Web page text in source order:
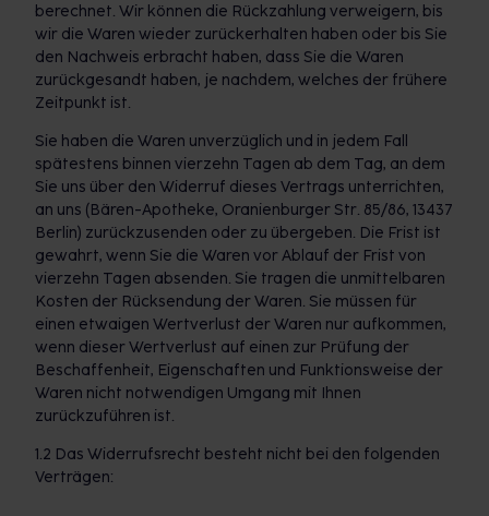
berechnet. Wir können die Rückzahlung verweigern, bis
wir die Waren wieder zurückerhalten haben oder bis Sie
den Nachweis erbracht haben, dass Sie die Waren
zurückgesandt haben, je nachdem, welches der frühere
Zeitpunkt ist.
Sie haben die Waren unverzüglich und in jedem Fall
spätestens binnen vierzehn Tagen ab dem Tag, an dem
Sie uns über den Widerruf dieses Vertrags unterrichten,
an uns (Bären-Apotheke, Oranienburger Str. 85/86, 13437
Berlin) zurückzusenden oder zu übergeben. Die Frist ist
gewahrt, wenn Sie die Waren vor Ablauf der Frist von
vierzehn Tagen absenden. Sie tragen die unmittelbaren
Kosten der Rücksendung der Waren. Sie müssen für
einen etwaigen Wertverlust der Waren nur aufkommen,
wenn dieser Wertverlust auf einen zur Prüfung der
Beschaffenheit, Eigenschaften und Funktionsweise der
Waren nicht notwendigen Umgang mit Ihnen
zurückzuführen ist.
1.2 Das Widerrufsrecht besteht nicht bei den folgenden
Verträgen: